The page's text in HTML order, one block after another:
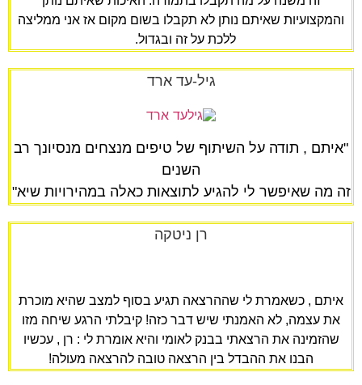
והמקצועיות שאיתם נותן לא תקבלו בשום מקום אז אני ממליצה
ללכת על זה ובגדול.
גיל-עד ארד
"איתם , תודה על השיתוף של טיפים מנצחים מנסיונך רב
השנים
זה מה שאיפשר לי להגיע לתוצאות כאלה במהירויות שיא"
רן ניטקה
איתם , כשאמרת לי שההרצאה תגיע בסוף למצב שהיא מוכרת
את עצמה, לא האמנתי שיש דבר כזה! קיבלתי הרגע שיחה מזו
שהזמינה את הרצאתי בבנק לאומי והיא אומרת לי : רן , עכשיו
הבנו את ההבדל בין הרצאה טובה להרצאה מעולה!